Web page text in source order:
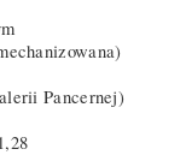
Pancernej)